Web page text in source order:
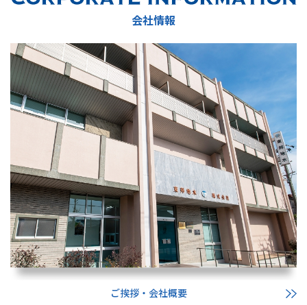
会社情報
ご挨拶・会社概要